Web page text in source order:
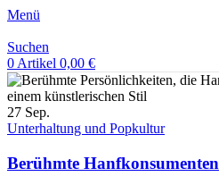
Menü
Suchen
0 Artikel 0,00 €
27 Sep.
Unterhaltung und Popkultur
Berühmte Hanfkonsumenten